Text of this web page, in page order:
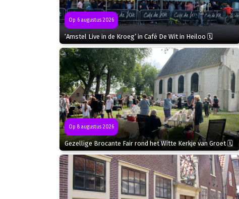
Op 6 augustus 2026
‘Amstel Live in de Kroeg’ in Café De Wit in Heiloo 🗓
Op 8 augustus 2026
Gezellige Brocante Fair rond het Witte Kerkje van Groet 🗓